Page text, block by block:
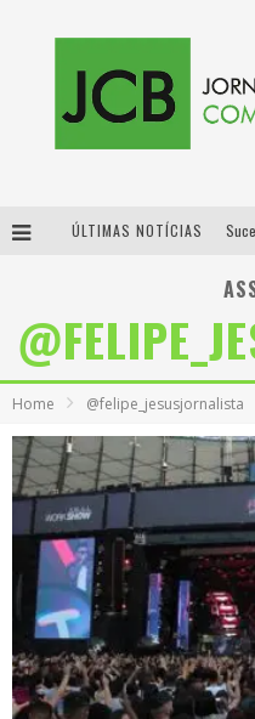
ÚLTIMAS NOTÍCIAS
Home @felipe_jesusjornalista